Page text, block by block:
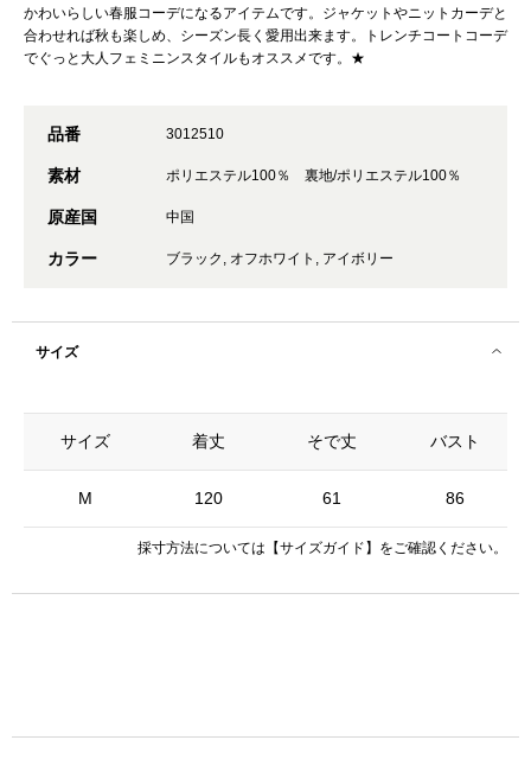
かわいらしい春服コーデになるアイテムです。ジャケットやニットカーデと
合わせれば秋も楽しめ、シーズン長く愛用出来ます。トレンチコートコーデ
でぐっと大人フェミニンスタイルもオススメです。★
品番 3012510
素材 ポリエステル100％ 裏地/ポリエステル100％
原産国 中国
カラー ブラック, オフホワイト, アイボリー
サイズ
サイズ
M
着丈 そで丈 バスト
120 61 86
採寸方法については 【サイズガイド】 をご確認ください。